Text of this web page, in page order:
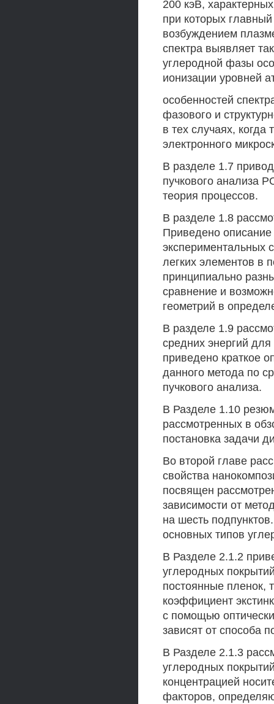
200 кэВ,
при которых
возбуждением
спектра выявляет
углеродной фазы
ионизации уровней
особенностей
фазового и
в тех случаях, когда
электронного
В разделе 1.7
пучкового анализа
теория процессов.
В разделе 1.8
Приведено
экспериментальных
легких элементов в
принципиально
сравнение и
геометрий в
В разделе 1.9
средних энергий
приведено краткое
данного метода по
пучкового анализа.
В Разделе 1.10
рассмотренных в
постановка задачи
Во второй главе
свойства
посвящен
зависимости от
на шесть
основных типов
В Разделе 2.1.2
углеродных
постоянные пленок,
коэффициент
с помощью
зависят от способа
В Разделе 2.1.3
углеродных
концентрацией
факторов,